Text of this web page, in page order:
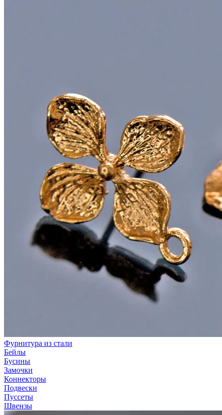
Фурнитура из стали
Бейлы
Бусины
Замочки
Коннекторы
Подвески
Пуссеты
Швензы